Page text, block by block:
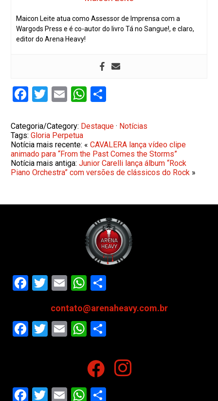
Maicon Leite atua como Assessor de Imprensa com a
Wargods Press e é co-autor do livro Tá no Sangue!, e claro,
editor do Arena Heavy!
Facebook
Twitter
EmailWhatsApp
Categoria/Category: Destaque · Notícias
Tags:Gloria Perpetua
Notícia mais recente: «CAVALERA lança vídeo clipe
animado para “From the Past Comes the Storms”
Notícia mais antiga:Junior Carelli lança álbum “Rock
Piano Orchestra” com versões de clássicos do Rock »
Facebook
Twitter
EmailWhatsApp
contato@arenaheavy.com.br
Facebook
Twitter
EmailWhatsApp
Facebook
Twitter
EmailWhatsApp